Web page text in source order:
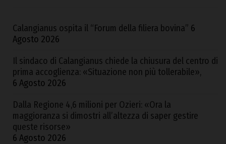
Calangianus ospita il “Forum della filiera bovina” 6
Agosto 2026
Il sindaco di Calangianus chiede la chiusura del centro di
prima accoglienza: «Situazione non più tollerabile»,
6 Agosto 2026
Dalla Regione 4,6 milioni per Ozieri: «Ora la
maggioranza si dimostri all’altezza di saper gestire
queste risorse»
6 Agosto 2026